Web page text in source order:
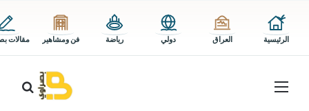
الرئيسية العراق دولي رياضة فن ومشاهير مقالات
القائمة